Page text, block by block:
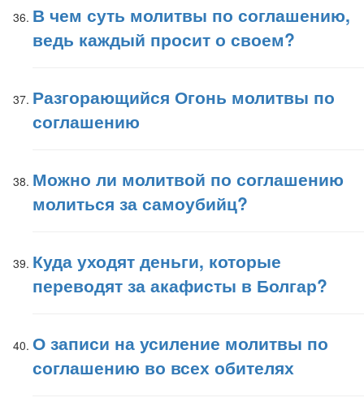
В чем суть молитвы по соглашению,
ведь каждый просит о своем?
Разгорающийся Огонь молитвы по
соглашению
Можно ли молитвой по соглашению
молиться за самоубийц?
Куда уходят деньги, которые
переводят за акафисты в Болгар?
О записи на усиление молитвы по
соглашению во всех обителях